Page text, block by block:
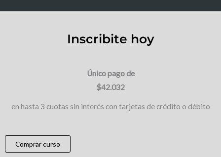
Inscribite hoy
Único pago de
$42.032
en hasta 3 cuotas sin interés con tarjetas de crédito o débito
Comprar curso